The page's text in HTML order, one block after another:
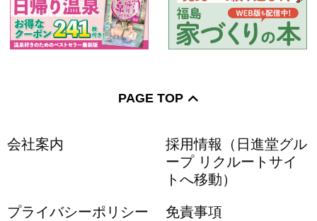
PAGE TOP
会社案内
採用情報（日進堂グル
ープ リクルートサイ
トへ移動）
プライバシーポリシー 免責事項